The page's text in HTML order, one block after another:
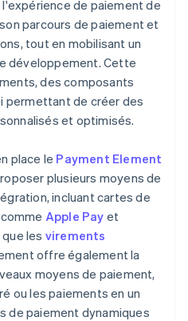
de paiement de
parcours de paiement et
tout en mobilisant un
développement. Cette
des composants
permettant de créer des
et optimisés.
place le Payment Element
plusieurs moyens de
incluant cartes de
Apple Pay et
que les virements
offre également la
moyens de paiement,
ou les paiements en un
de paiement dynamiques